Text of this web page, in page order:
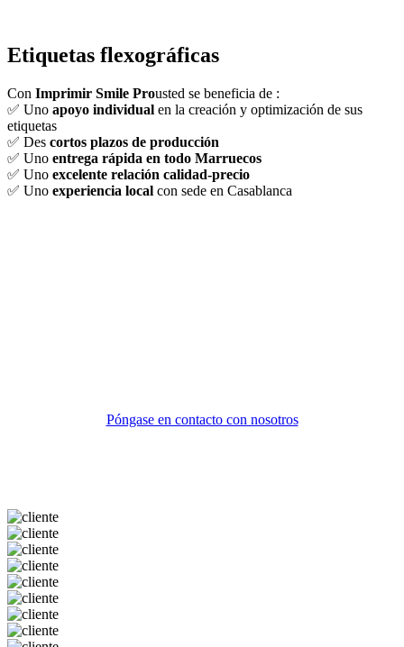
Etiquetas flexográficas
Con Imprimir Smile Prousted se beneficia de :
✅ Uno apoyo individual en la creación y optimización de sus
etiquetas
✅ Des cortos plazos de producción
✅ Uno entrega rápida en todo Marruecos
✅ Uno excelente relación calidad-precio
✅ Uno experiencia local con sede en Casablanca
Póngase en contacto con nosotros